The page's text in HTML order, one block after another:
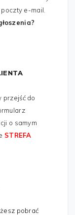
e-mail.
przejść do
o samym
STREFA
pobrać